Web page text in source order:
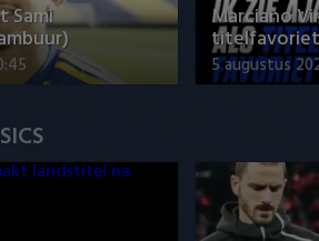
Sami Marciano
5 augustus